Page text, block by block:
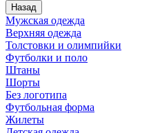
Назад
Мужская одежда
Верхняя одежда
Толстовки и олимпийки
Футболки и поло
Штаны
Шорты
Без логотипа
Футбольная форма
Жилеты